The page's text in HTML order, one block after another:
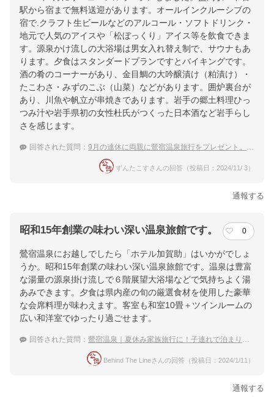
駅から宿まで無料送迎があります。オールインクルーシブの
宿で.クラフト生ビールなどのアルコール・ソフトドリンク・
地元で人気のアイスや「松ぼっくり」アイス等を飲食できま
す。源泉かけ流しの大浴場は男女入れ替え制で、サウナもあ
ります。夕食はスタンダードプランですとバイキングです。
酒の肴のコーナーがあり、金目鯛の大吟醸漬け（粕漬け）・
たこわさ・みずのこぶ（山菜）などがあります。囲炉裏台が
あり、川魚や帆立が串焼きであります。岩手の郷土料理ひっ
つみ汁や岩手県初の女性杜氏がつくった日本酒など岩手らし
さを感じます。
回答された質問： 9月の連休に両親に鶯宿温泉旅行をプレゼント。食事の美味しいおすすめの宿は？
ずんたこすさんの回答（投稿日：2024/11/ 3）
通報する
昭和15年創業の味わい深い温泉旅館です。 0
鶯宿温泉にお越しでしたら「ホテル加賀助」はいかがでしょ
うか。昭和15年創業の味わい深い温泉旅館です。温泉は豊富
な湯量の源泉掛け流しで６階展望大浴場などで気持ちよく湯
あみできます。夕食は県内産の旬の厳選食材を使用した豪華
な会席料理が味わえます。客室も和室10畳＋ツインルームの
広い和洋室でゆったり過ごせます。
回答された質問： 鶯宿温泉｜夏休み家族旅行に！子連れで泊まりやすい温泉宿は？
Behind The Lineさんの回答（投稿日：2024/1/11）
通報する